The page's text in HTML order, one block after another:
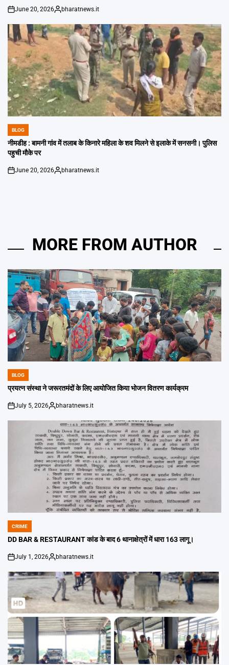
on
June 20, 2026
Posted
bharatnews.it
POSTED
IN
BLOG
नीमडीह : बामनी गांव में तलाब के किनारे महिला के शव मिलने से इलाके में सनसनी। पुलिस
पहुची मौके पर
on
June 20, 2026
Posted
bharatnews.it
MORE FROM AUTHOR
POSTED
IN
BLOG
प्रयत्न संस्था ने जरूरतमंदों के लिए आयोजित किया भोजन वितरण कार्यक्रम
on
July 5, 2026
Posted
bharatnews.it
POSTED
IN
CRIME
DD BAR & RESTAURANT कांड के बाद 6 थानाक्षेत्रों में धारा 163 लागू।
on
July 1, 2026
Posted
bharatnews.it